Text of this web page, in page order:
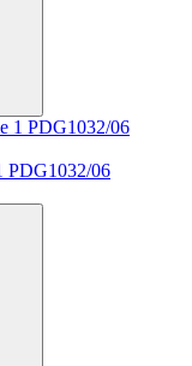
PDG1032/06